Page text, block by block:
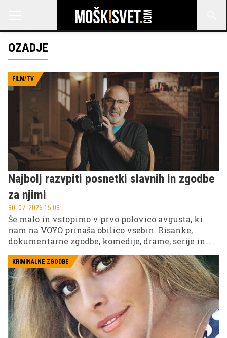
OZADJE
FILM/TV
Najbolj razvpiti posnetki slavnih in zgodbe
za njimi
30. 07. 2026 15.03
Še malo in vstopimo v prvo polovico avgusta, ki
nam na VOYO prinaša obilico vsebin. Risanke,
dokumentarne zgodbe, komedije, drame, serije in
Zalta, Domen Valič, Lea Mihevc in ostali vas v
prihodnjih dneh čakajo na VOYO!
KRIMINALNE ZGODBE